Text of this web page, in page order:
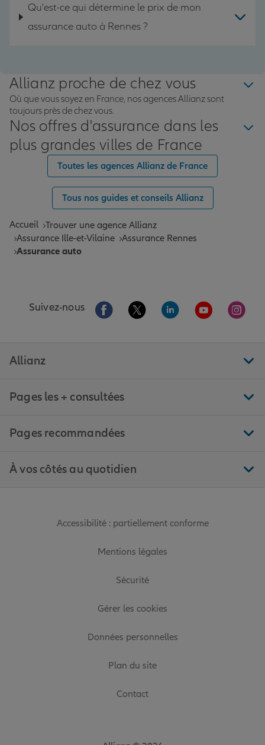
Qu'est-ce qui détermine le prix de mon
assurance auto à Rennes ?
Allianz proche de chez vous
Où que vous soyez en France, nos agences Allianz sont
toujours près de chez vous.
Nos offres d'assurance dans les
plus grandes villes de France
Toutes les agences Allianz de France
Tous nos guides et conseils Allianz
Accueil Trouver une agence Allianz
Assurance Ille-et-Vilaine Assurance Rennes
Assurance auto
Suivez-nous Aller sur la page Facebook de Allianz
Aller sur la page Twitter de
Aller sur la page
Aller sur la
Aller
Allianz
Pages les + consultées
Pages recommandées
À vos côtés au quotidien
Accessibilité : partiellement conforme
Mentions légales
Sécurité
Gérer les cookies
Données personnelles
Plan du site
Contact